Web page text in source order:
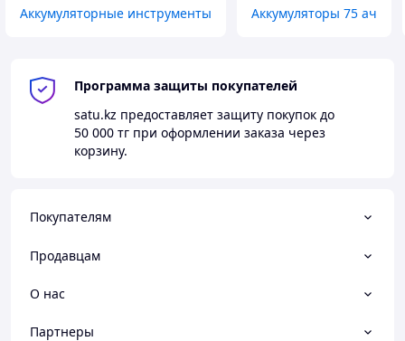
Аккумуляторные инструменты Аккумуляторы 75 ач
Программа защиты покупателей
satu.kz предоставляет защиту покупок до
50 000 тг при оформлении заказа через
корзину.
Покупателям
Продавцам
О нас
Партнеры